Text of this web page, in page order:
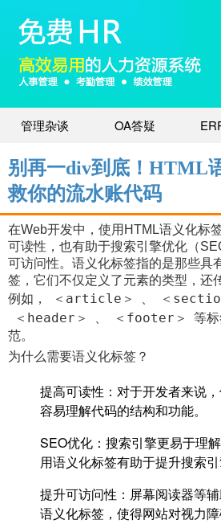
管理杂谈 OA答疑
别再一div到底！HTML
救你的流水账代码
在Web开发中，使用HTML语义化标
可读性，也有助于搜索引擎优化（
可访问性。语义化标签指的是那些具
签，它们不仅定义了元素的类型，还
例如，
＜article＞ ＜
＜header＞ ＜footer＞
等
范。
为什么需要语义化标签？
提高可读性 ：对于开发者来说
容易理解代码的结构和功能。
SEO优化 ：搜索引擎更易于理
用语义化标签有助于提升搜索引
提升可访问性 ：屏幕阅读器等
语义化标签，使得网站对视力障